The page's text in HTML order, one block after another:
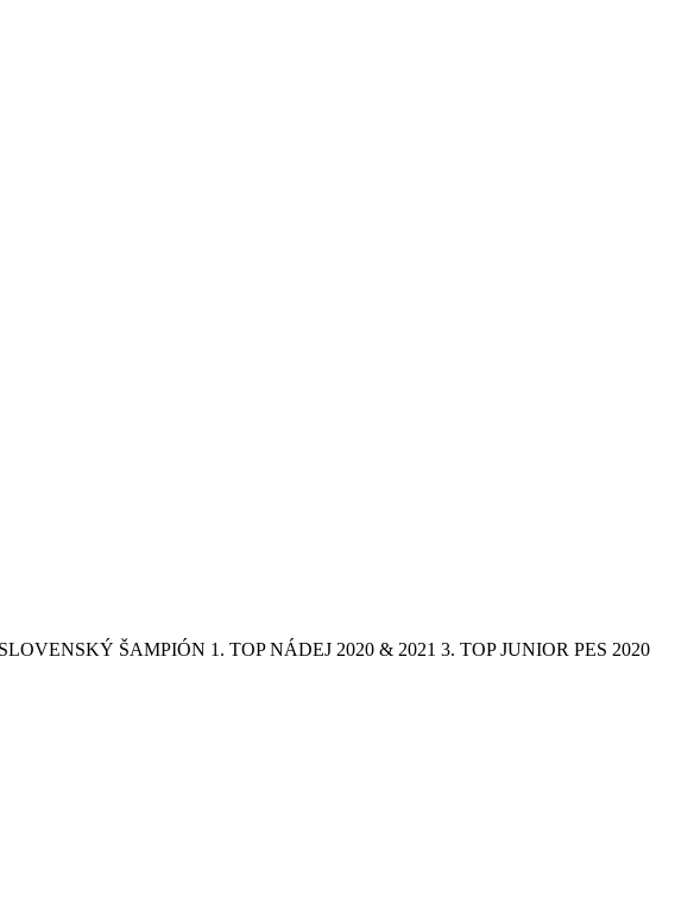
ŠAMPIÓN 1. TOP NÁDEJ 2020 & 2021 3. TOP JUNIOR PES 2020